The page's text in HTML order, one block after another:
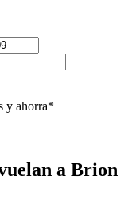
y ahorra*
a Brion